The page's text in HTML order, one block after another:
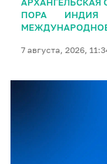
АРХАНГЕЛЬСКАЯ
ПОРА
ИНДИЯ
7 августа, 2026,